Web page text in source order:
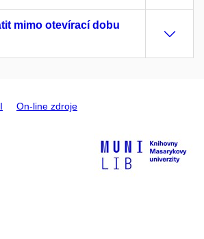
mimo otevírací dobu
On-line zdroje